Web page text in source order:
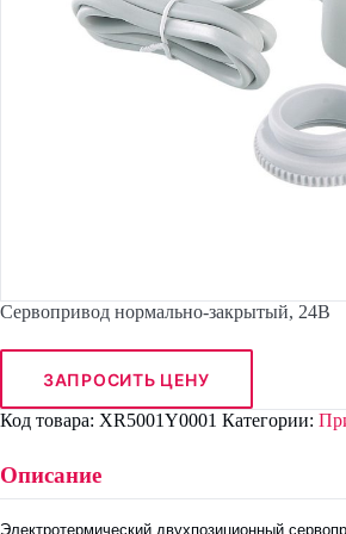
Сервопривод нормально-закрытый, 24В
ЗАПРОСИТЬ ЦЕНУ
Код товара: XR5001Y0001 Категории:
Описание
Электротермический двухпозиционный